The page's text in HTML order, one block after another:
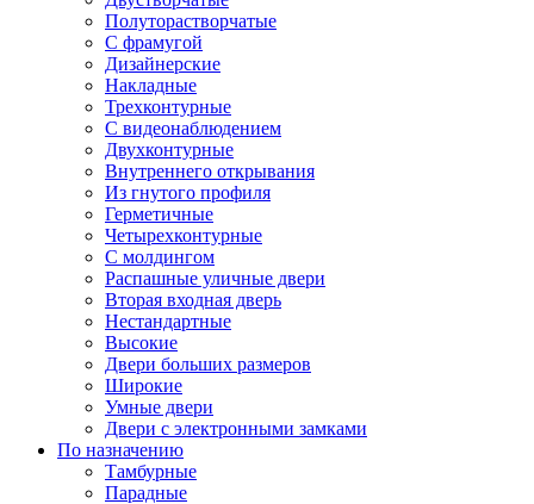
Полуторастворчатые
С фрамугой
Дизайнерские
Накладные
Трехконтурные
С видеонаблюдением
Двухконтурные
Внутреннего открывания
Из гнутого профиля
Герметичные
Четырехконтурные
С молдингом
Распашные уличные двери
Вторая входная дверь
Нестандартные
Высокие
Двери больших размеров
Широкие
Умные двери
Двери с электронными замками
По назначению
Тамбурные
Парадные